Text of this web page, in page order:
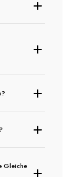
Gleiche